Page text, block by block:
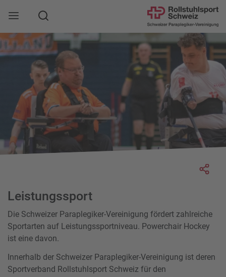
Mobile Navigation öffnen
Suche
Leistungssport
Die Schweizer Paraplegiker-Vereinigung fördert zahlreiche
Sportarten auf Leistungssportniveau. Powerchair Hockey
ist eine davon.
Innerhalb der Schweizer Paraplegiker-Vereinigung ist deren
Sportverband Rollstuhlsport Schweiz für den